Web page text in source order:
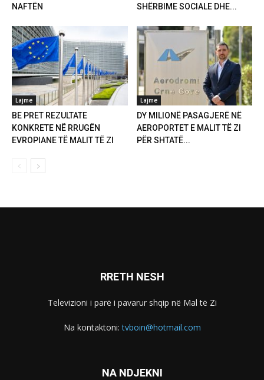
NAFTËN
SHËRBIME SOCIALE DHE...
Lajme
BE PRET REZULTATE
KONKRETE NË RRUGËN
EVROPIANE TË MALIT TË ZI
Lajme
DY MILIONË PASAGJERË NË
AEROPORTET E MALIT TË ZI
PËR SHTATË...
RRETH NESH
Televizioni i parë i pavarur shqip në Mal të Zi
Na kontaktoni:tvboin@hotmail.com
NA NDJEKNI